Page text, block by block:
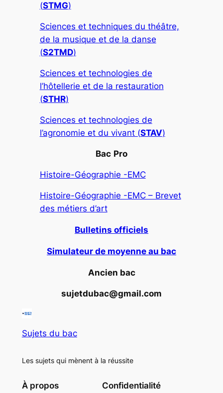
(STMG)
Sciences et techniques du théâtre,
de la musique et de la danse
(S2TMD)
Sciences et technologies de
l’hôtellerie et de la restauration
(STHR)
Sciences et technologies de
l’agronomie et du vivant (STAV)
Bac Pro
Histoire-Géographie -EMC
Histoire-Géographie -EMC – Brevet
des métiers d’art
Bulletins officiels
Simulateur de moyenne au bac
Ancien bac
sujetdubac@gmail.com
Sujets du bac
Les sujets qui mènent à la réussite
À propos Confidentialité